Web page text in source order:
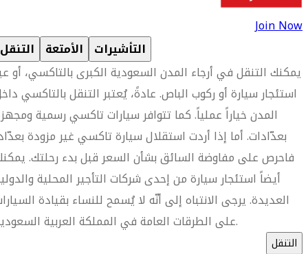
Join Now
التنقل الأمتعة التأشيرات
يمكنك التنقل في أرجاء المدن السعودية الكبرى بالتاكسي، أو
استئجار سيارة أو ركوب الباص. عادةً، يُعتبر التنقل بالتاكسي
المدن خياراً عملياً. كما تتوافر سيارات تاكسي رسمية
بعدّادات. أما إذا أردت استقلال سيارة تاكسي غير مزودة
فاحرص على مفاوضة السائق بشأن السعر قبل بدء رحلتك.
أيضاً استئجار سيارة من إحدى شركات التأجير المحلية
العديدة. يرجى الانتباه إلى أنّه لا يُسمح للنساء بقيادة
على الطرقات العامة في المملكة العربية السعودية.
التنقل